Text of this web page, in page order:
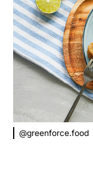
@greenforce.food